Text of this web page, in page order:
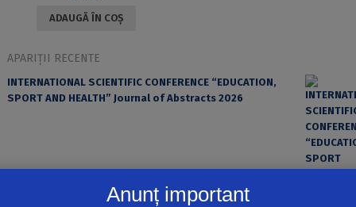
ADAUGĂ ÎN COȘ
APARIȚII RECENTE
INTERNATIONAL SCIENTIFIC CONFERENCE “EDUCATION,
SPORT AND HEALTH” Journal of Abstracts 2026
Anunț important